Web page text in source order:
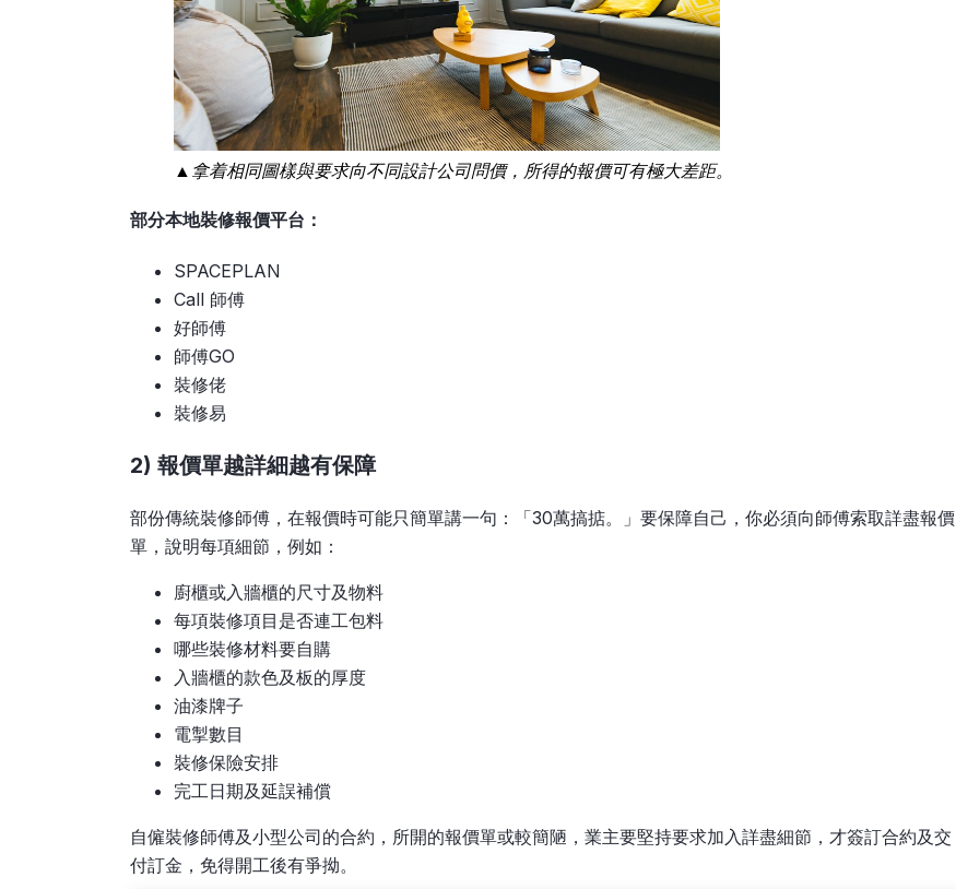
▲拿着相同圖樣與要求向不同設計公司問價，所得的報價可有極大差距。
部分本地裝修報價平台：
SPACEPLAN
Call 師傅
好師傅
師傅GO
裝修佬
裝修易
2) 報價單越詳細越有保障
部份傳統裝修師傅，在報價時可能只簡單講一句：「30萬搞掂。」要保障自己，你必須向師傅索取詳盡報價
單，說明每項細節，例如：
廚櫃或入牆櫃的尺寸及物料
每項裝修項目是否連工包料
哪些裝修材料要自購
入牆櫃的款色及板的厚度
油漆牌子
電掣數目
裝修保險安排
完工日期及延誤補償
自僱裝修師傅及小型公司的合約，所開的報價單或較簡陋，業主要堅持要求加入詳盡細節，才簽訂合約及交
付訂金，免得開工後有爭拗。